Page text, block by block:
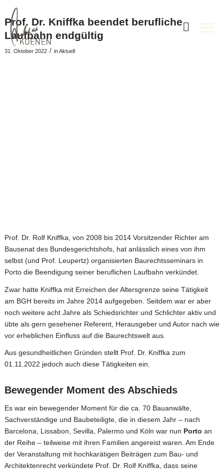
Prof. Dr. Kniffka beendet berufliche
Laufbahn endgültig
31. Oktober 2022 / inAktuell
Prof. Dr. Rolf Kniffka, von 2008 bis 2014 Vorsitzender Richter am
Bausenat des Bundesgerichtshofs, hat anlässlich eines von ihm
selbst (und Prof. Leupertz) organisierten Baurechtsseminars in
Porto die Beendigung seiner beruflichen Laufbahn verkündet.
Zwar hatte Kniffka mit Erreichen der Altersgrenze seine Tätigkeit
am BGH bereits im Jahre 2014 aufgegeben. Seitdem war er aber
noch weitere acht Jahre als Schiedsrichter und Schlichter aktiv und
übte als gern gesehener Referent, Herausgeber und Autor nach wie
vor erheblichen Einfluss auf die Baurechtswelt aus.
Aus gesundheitlichen Gründen stellt Prof. Dr. Kniffka zum
01.11.2022 jedoch auch diese Tätigkeiten ein.
Bewegender Moment des Abschieds
Es war ein bewegender Moment für die ca. 70 Bauanwälte,
Sachverständige und Baubeteiligte, die in diesem Jahr – nach
Barcelona, Lissabon, Sevilla, Palermo und Köln war nun Porto an
der Reihe – teilweise mit ihren Familien angereist waren. Am Ende
der Veranstaltung mit hochkarätigen Beiträgen zum Bau- und
Architektenrecht verkündete Prof. Dr. Rolf Kniffka, dass seine